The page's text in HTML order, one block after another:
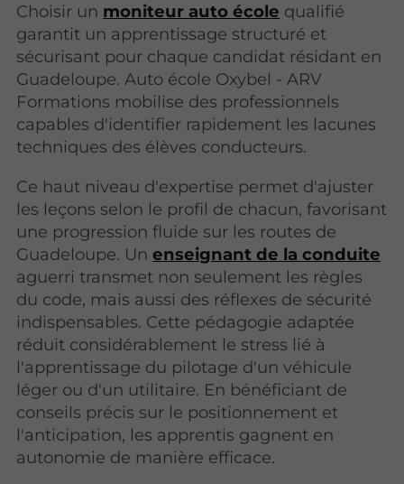
Choisir un moniteur auto école qualifié
garantit un apprentissage structuré et
sécurisant pour chaque candidat résidant en
Guadeloupe. Auto école Oxybel - ARV
Formations mobilise des professionnels
capables d'identifier rapidement les lacunes
techniques des élèves conducteurs.
Ce haut niveau d'expertise permet d'ajuster
les leçons selon le profil de chacun, favorisant
une progression fluide sur les routes de
Guadeloupe. Unenseignant de la conduite
aguerri transmet non seulement les règles
du code, mais aussi des réflexes de sécurité
indispensables. Cette pédagogie adaptée
réduit considérablement le stress lié à
l'apprentissage du pilotage d'un véhicule
léger ou d'un utilitaire. En bénéficiant de
conseils précis sur le positionnement et
l'anticipation, les apprentis gagnent en
autonomie de manière efficace.